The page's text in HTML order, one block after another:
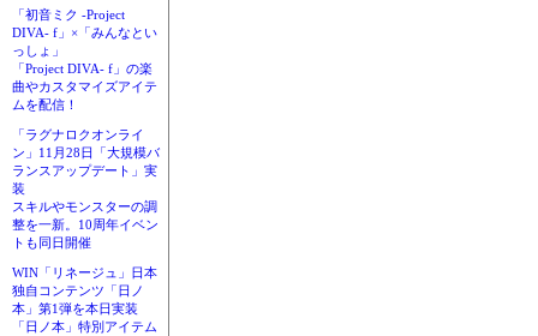
「初音ミク -Project
DIVA- f」×「みんなとい
っしょ」
「Project DIVA- f」の楽
曲やカスタマイズアイテ
ムを配信！
「ラグナロクオンライ
ン」11月28日「大規模バ
ランスアップデート」実
装
スキルやモンスターの調
整を一新。10周年イベン
トも同日開催
WIN「リネージュ」日本
独自コンテンツ「日ノ
本」第1弾を本日実装
「日ノ本」特別アイテム